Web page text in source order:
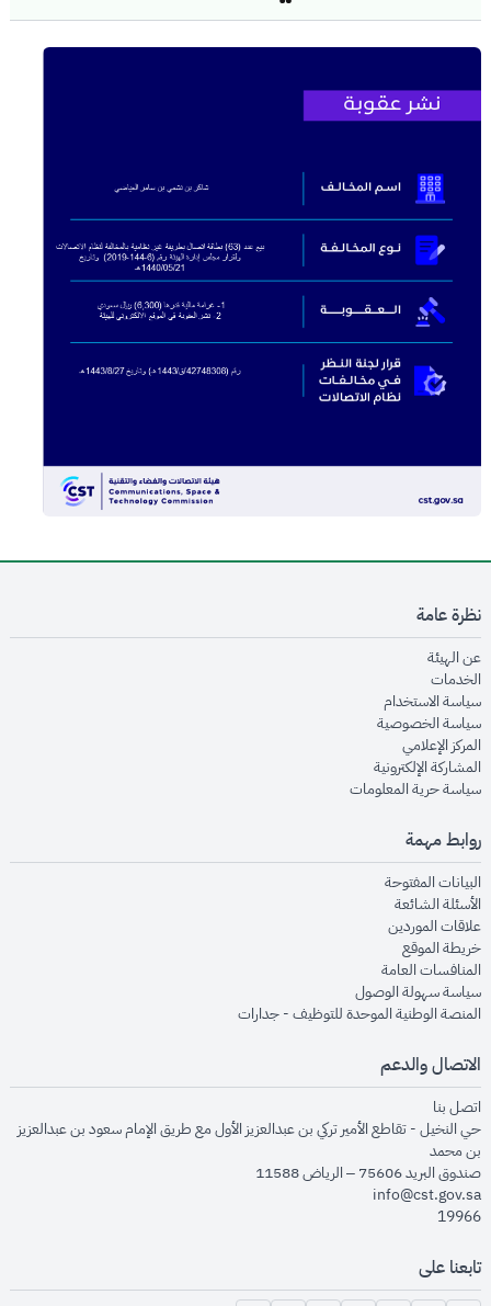
نظرة عامة
عن الهيئةopens in new window
الخدماتopens in new window
سياسة الاستخدام
سياسة الخصوصيةopens in new window
المركز الإعلاميopens in new window
المشاركة الإلكترونيةopens in new window
سياسة حرية المعلوماتopens in new window
روابط مهمة
البيانات المفتوحةopens in new window
الأسئلة الشائعةopens in new window
علاقات الموردينopens in new window
خريطة الموقعopens in new window
المنافسات العامةopens in new window
سياسة سهولة الوصولopens in new window
المنصة الوطنية الموحدة للتوظيف - جداراتopens in new window
الاتصال والدعم
اتصل بنا
حي النخيل - تقاطع الأمير تركي بن عبدالعزيز الأول مع طريق الإمام سعود بن عبدالعزيز
بن محمد
صندوق البريد 75606 – الرياض 11588
info@cst.gov.sa
19966
تابعنا على